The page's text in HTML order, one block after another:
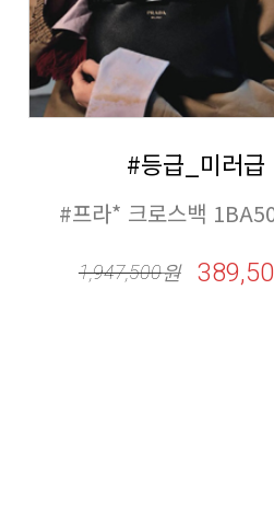
#등급_미러급
#프라* 크로스백
1,947,500원